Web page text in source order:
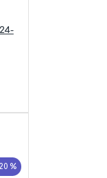
%